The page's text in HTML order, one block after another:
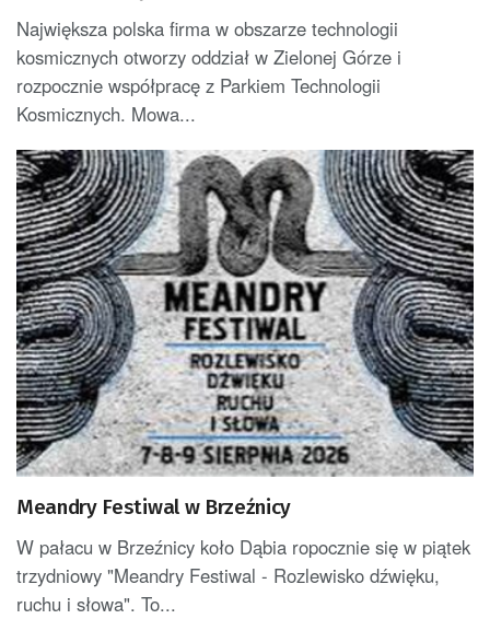
Największa polska firma w obszarze technologii
kosmicznych otworzy oddział w Zielonej Górze i
rozpocznie współpracę z Parkiem Technologii
Kosmicznych. Mowa...
Meandry Festiwal w Brzeźnicy
W pałacu w Brzeźnicy koło Dąbia ropocznie się w piątek
trzydniowy "Meandry Festiwal - Rozlewisko dźwięku,
ruchu i słowa". To...